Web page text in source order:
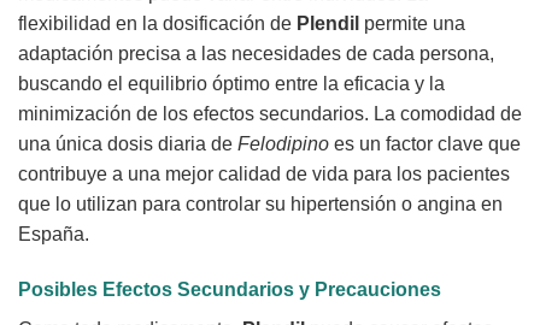
flexibilidad en la dosificación de Plendil permite una
adaptación precisa a las necesidades de cada persona,
buscando el equilibrio óptimo entre la eficacia y la
minimización de los efectos secundarios. La comodidad de
una única dosis diaria de Felodipino es un factor clave que
contribuye a una mejor calidad de vida para los pacientes
que lo utilizan para controlar su hipertensión o angina en
España.
Posibles Efectos Secundarios y Precauciones